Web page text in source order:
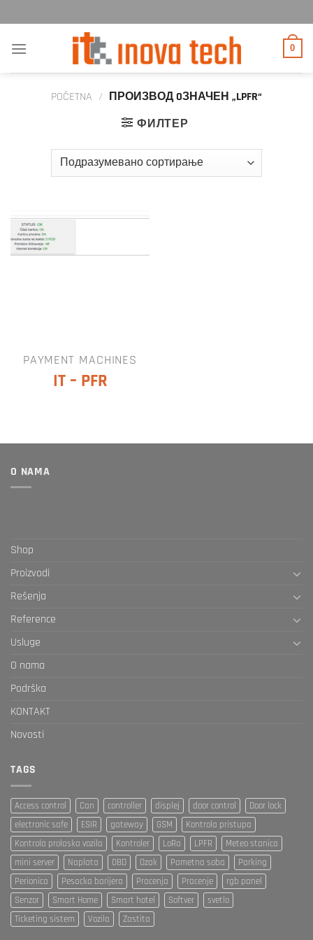
0
POČETNA / ПРОИЗВОД OЗНАЧЕН „LPFR“
ФИЛТЕР
PAYMENT MACHINES
IT – PFR
O NAMA
Shop
Proizvodi
Rešenja
Reference
Usluge
O nama
Podrška
KONTAKT
Novosti
TAGS
Access control Can controller displej door control
Door lock
electronic safe
ESIR gateway GSM
Kontrola pristupa
Kontrola prolaska vozila
Kontroler LoRa LPFR
Meteo stanica
mini server
Naplata OBD Ozak Pametna soba
Parking
Perionica
Pesacka barijera Pracenja Pracenje
rgb panel
Senzor
Smart Home Smart hotel Softver
svetlo
Ticketing sistem
Vozila Zastita